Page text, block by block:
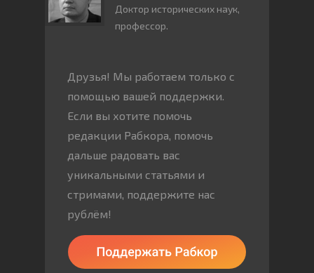
Доктор исторических наук,
профессор.
Друзья! Мы работаем только с
помощью вашей поддержки.
Если вы хотите помочь
редакции Рабкора, помочь
дальше радовать вас
уникальными статьями и
стримами, поддержите нас
рублём!